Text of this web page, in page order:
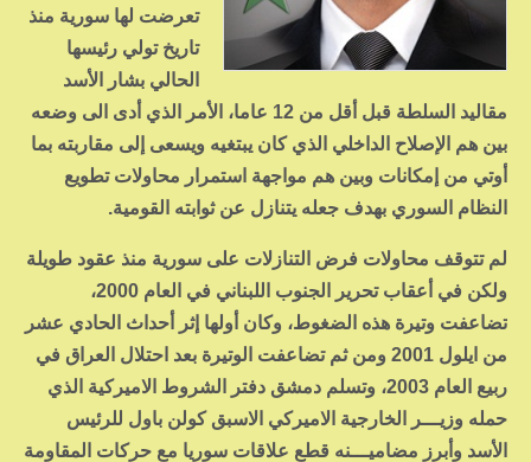
تعرضت لها سورية منذ
تاريخ تولي رئيسها
الحالي بشار الأسد
مقاليد السلطة قبل أقل من 12 عاما، الأمر الذي أدى الى وضعه
بين هم الإصلاح الداخلي الذي كان يبتغيه ويسعى إلى مقاربته بما
أوتي من إمكانات وبين هم مواجهة استمرار محاولات تطويع
النظام السوري بهدف جعله يتنازل عن ثوابته القومية.
لم تتوقف محاولات فرض التنازلات على سورية منذ عقود طويلة
ولكن في أعقاب تحرير الجنوب اللبناني في العام 2000،
تضاعفت وتيرة هذه الضغوط، وكان أولها إثر أحداث الحادي عشر
من ايلول 2001 ومن ثم تضاعفت الوتيرة بعد احتلال العراق في
ربيع العام 2003، وتسلم دمشق دفتر الشروط الاميركية الذي
حمله وزيـــر الخارجية الاميركي الاسبق كولن باول للرئيس
الأسد وأبرز مضاميـــنه قطع علاقات سوريا مع حركات المقاومة